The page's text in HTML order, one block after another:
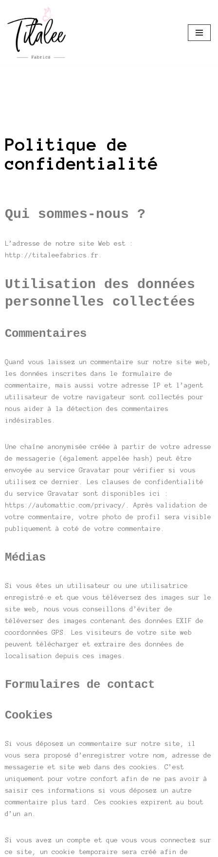
Aller
au
contenu
Politique de
confidentialité
Qui sommes-nous ?
L’adresse de notre site Web est :
http://titaleefabrics.fr.
Utilisation des données
personnelles collectées
Commentaires
Quand vous laissez un commentaire sur notre site web,
les données inscrites dans le formulaire de
commentaire, mais aussi votre adresse IP et l’agent
utilisateur de votre navigateur sont collectés pour
nous aider à la détection des commentaires
indésirables.
Une chaîne anonymisée créée à partir de votre adresse
de messagerie (également appelée hash) peut être
envoyée au service Gravatar pour vérifier si vous
utilisez ce dernier. Les clauses de confidentialité
du service Gravatar sont disponibles ici :
https://automattic.com/privacy/. Après validation de
votre commentaire, votre photo de profil sera visible
publiquement à coté de votre commentaire.
Médias
Si vous êtes un utilisateur ou une utilisatrice
enregistré·e et que vous téléversez des images sur le
site web, nous vous conseillons d’éviter de
téléverser des images contenant des données EXIF de
coordonnées GPS. Les visiteurs de votre site web
peuvent télécharger et extraire des données de
localisation depuis ces images.
Formulaires de contact
Cookies
Si vous déposez un commentaire sur notre site, il
vous sera proposé d’enregistrer votre nom, adresse de
messagerie et site web dans des cookies. C’est
uniquement pour votre confort afin de ne pas avoir à
saisir ces informations si vous déposez un autre
commentaire plus tard. Ces cookies expirent au bout
d’un an.
Si vous avez un compte et que vous vous connectez sur
ce site, un cookie temporaire sera créé afin de